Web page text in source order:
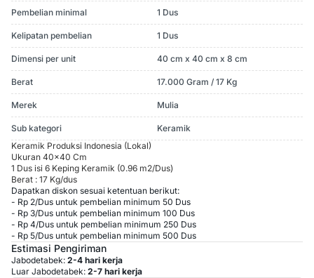
Pembelian minimal 1 Dus
Kelipatan pembelian 1 Dus
Dimensi per unit 40 cm x 40 cm x 8 cm
Berat 17.000 Gram / 17 Kg
Merek Mulia
Sub kategori
Keramik
Keramik Produksi Indonesia (Lokal)
Ukuran 40x40 Cm
1 Dus isi 6 Keping Keramik (0.96 m2/Dus)
Berat : 17 Kg/dus
Dapatkan diskon sesuai ketentuan berikut:
- Rp 2/Dus untuk pembelian minimum 50 Dus
- Rp 3/Dus untuk pembelian minimum 100 Dus
- Rp 4/Dus untuk pembelian minimum 250 Dus
- Rp 5/Dus untuk pembelian minimum 500 Dus
Estimasi Pengiriman
Jabodetabek: 2-4 hari kerja
Luar Jabodetabek: 2-7 hari kerja